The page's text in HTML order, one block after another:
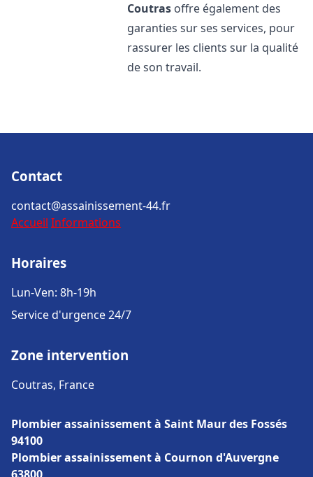
Coutras offre également des
garanties sur ses services, pour
rassurer les clients sur la qualité
de son travail.
Contact
contact@assainissement-44.fr
Accueil Informations
Horaires
Lun-Ven: 8h-19h
Service d'urgence 24/7
Zone intervention
Coutras, France
Plombier assainissement à Saint Maur des Fossés
94100
Plombier assainissement à Cournon d'Auvergne